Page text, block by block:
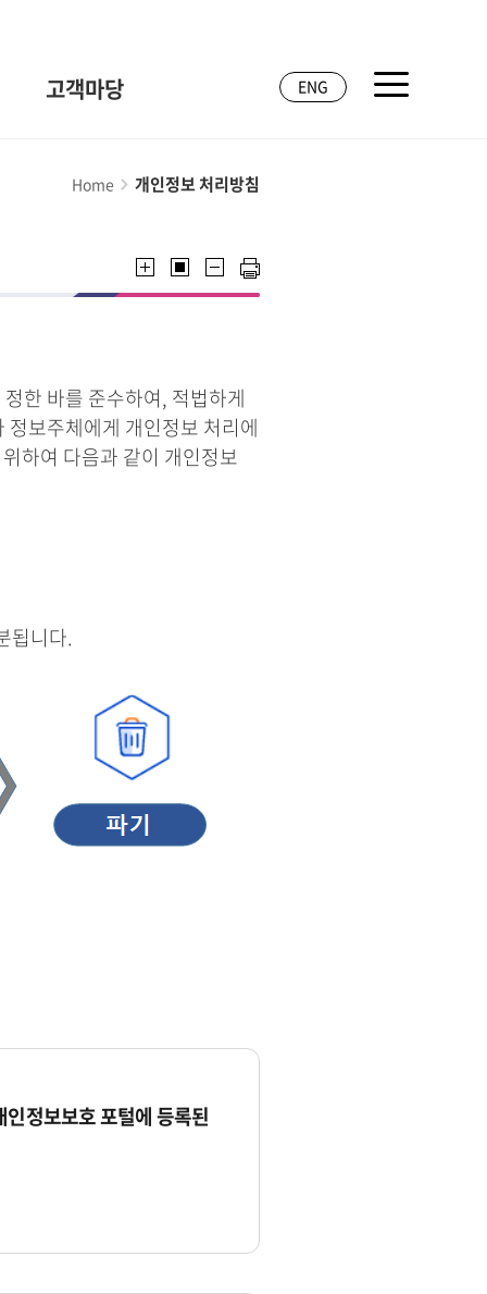
고객마당 ENG
Home 개인정보 처리방침
한 바를 준수하여, 적법하게
보주체에게 개인정보 처리에
하여 다음과 같이 개인정보
됩니다.
정보보호 포털에 등록된